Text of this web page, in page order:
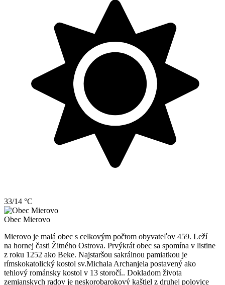
33/14 °C
Obec Mierovo
Mierovo je malá obec s celkovým počtom obyvateľov 459. Leží
na hornej časti Žitného Ostrova. Prvýkrát obec sa spomína v listine
z roku 1252 ako Beke. Najstaršou sakrálnou pamiatkou je
rímskokatolický kostol sv.Michala Archanjela postavený ako
tehlový románsky kostol v 13 storočí.. Dokladom života
zemianskych radov je neskorobarokový kaštiel z druhej polovice